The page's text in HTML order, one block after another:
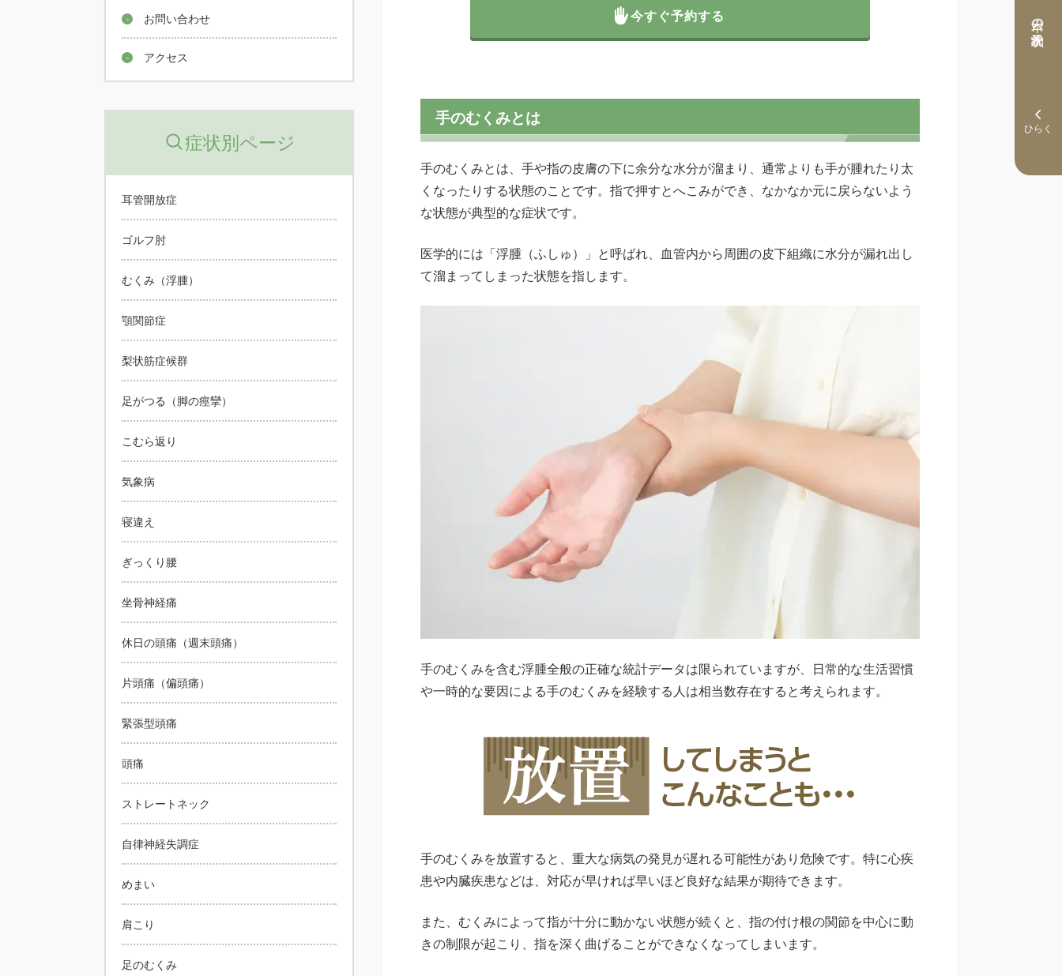
本日の予約状況
今すぐ予約する
手のむくみとは
手のむくみとは、手や指の皮膚の下に余分な水分が溜まり、通常よりも手が腫れたり太
くなったりする状態のことです。指で押すとへこみができ、なかなか元に戻らないよう
な状態が典型的な症状です。
医学的には「浮腫（ふしゅ）」と呼ばれ、血管内から周囲の皮下組織に水分が漏れ出し
て溜まってしまった状態を指します。
手のむくみを含む浮腫全般の正確な統計データは限られていますが、日常的な生活習慣
や一時的な要因による手のむくみを経験する人は相当数存在すると考えられます。
手のむくみを放置すると、重大な病気の発見が遅れる可能性があり危険です。特に心疾
患や内臓疾患などは、対応が早ければ早いほど良好な結果が期待できます。
また、むくみによって指が十分に動かない状態が続くと、指の付け根の関節を中心に動
きの制限が起こり、指を深く曲げることができなくなってしまいます。
お問い合わせ
アクセス
症状別ページ
耳管開放症
ゴルフ肘
むくみ（浮腫）
顎関節症
梨状筋症候群
足がつる（脚の痙攣）
こむら返り
気象病
寝違え
ぎっくり腰
坐骨神経痛
休日の頭痛（週末頭痛）
片頭痛（偏頭痛）
緊張型頭痛
頭痛
ストレートネック
自律神経失調症
めまい
肩こり
足のむくみ